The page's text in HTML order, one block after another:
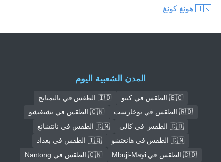
🇭🇰 هونغ كونغ
المدن الشعبية اليوم
🇪🇨 الطقس في كيتو
🇮🇩 الطقس في باليمبانج
🇷🇴 الطقس في بوخارست
🇨🇳 الطقس في تشنغتشو
🇨🇴 الطقس في كالي
🇨🇳 الطقس في نانتشانغ
🇨🇳 الطقس في هانغتشو
🇮🇶 الطقس في بغداد
🇨🇩 الطقس في Mbuji-Mayi
🇨🇳 الطقس في Nantong